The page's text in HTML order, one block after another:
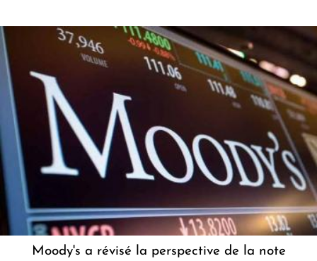
Moody's a révisé la perspective de la note